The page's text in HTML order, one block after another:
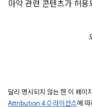
마약 관련 콘텐츠가 허용
달리 명시되지 않는 한 이 페이
Attribution 4.0 라이선스에